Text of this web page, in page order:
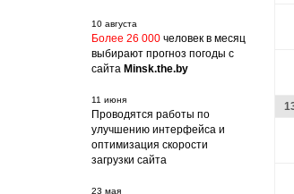
10 августа
Более 26 000 человек в месяц
выбирают прогноз погоды с
сайта Minsk.the.by
11 июня
Проводятся работы по
улучшению интерфейса и
оптимизация скорости
загрузки сайта
23 мая